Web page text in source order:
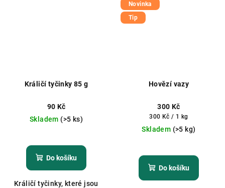
Králičí tyčinky 85 g
90 Kč
Skladem (>5 ks)
Do košíku
Králičí tyčinky, které jsou
Novinka
Tip
Hovězí vazy
300 Kč
Měrná
cena:
300 Kč / 1 kg
Skladem (>5 kg)
hodnocení
produktu
Do košíku